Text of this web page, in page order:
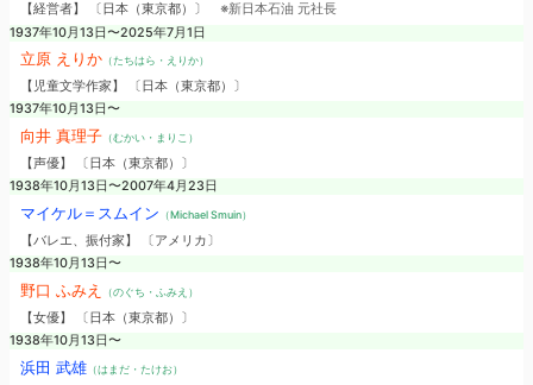
【経営者】 〔日本（東京都）〕 ※新日本石油 元社長
1937年10月13日〜2025年7月1日
立原 えりか（たちはら・えりか）
【児童文学作家】 〔日本（東京都）〕
1937年10月13日〜
向井 真理子（むかい・まりこ）
【声優】 〔日本（東京都）〕
1938年10月13日〜2007年4月23日
マイケル＝スムイン （Michael Smuin）
【バレエ、振付家】 〔アメリカ〕
1938年10月13日〜
野口 ふみえ （のぐち・ふみえ）
【女優】 〔日本（東京都）〕
1938年10月13日〜
浜田 武雄（はまだ・たけお）